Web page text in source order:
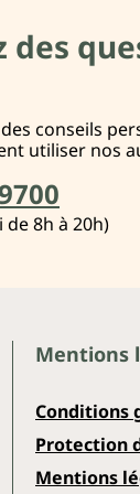
des
conseils
utiliser nos
8h à 20h)
Mentions
Conditions
Protection
Mentions